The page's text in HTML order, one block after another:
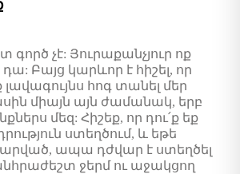
գործ չ է: Յուրաքանչյուր ոք
դա: Բայց կարևոր է հիշել, որ
լավագույնս հոգ տանել մեր
միայն այն ժամանակ, երբ
մեզ: Հիշեք, որ դու՛ք եք
ստեղծում, և եթե
, ապա դժվար է ստեղծել
ջերմ ու աջակցող